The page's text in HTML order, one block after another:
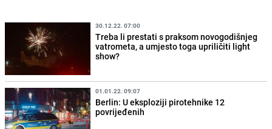
30.12.22. 07:00
Treba li prestati s praksom novogodišnjeg
vatrometa, a umjesto toga upriličiti light
show?
01.01.22. 09:07
Berlin: U eksploziji pirotehnike 12
povrijeđenih